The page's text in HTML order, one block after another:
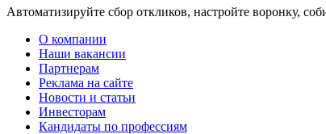
Автоматизируйте сбор откликов, настройте воронку,
О компании
Наши вакансии
Партнерам
Реклама на сайте
Новости и статьи
Инвесторам
Кандидаты по профессиям